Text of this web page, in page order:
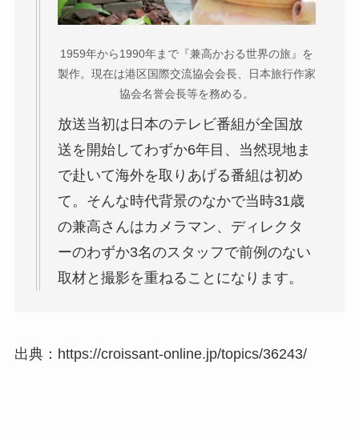
1959年から1990年まで『兼高かおる世界の旅』を
製作。現在は港区国際交流協会会長、日本旅行作家
協会名誉会長等を務める。
放送当初は日本のテレビ番組が全国放
送を開始してわずか6年目、当然現地ま
で赴いて海外を取りあげる番組は初め
て。そんな時代背景のなかで当時31歳
の兼高さんはカメラマン、ディレクタ
ーのわずか3名のスタッフで前例のない
取材と撮影を重ねることになります。
出典：https://croissant-online.jp/topics/36243/